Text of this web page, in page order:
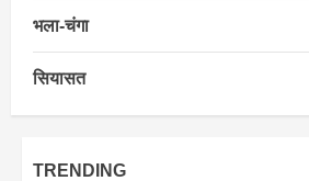
भला-चंगा
सियासत
TRENDING